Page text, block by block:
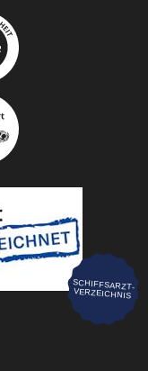
SCHIFFSARZT-
VERZEICHNIS